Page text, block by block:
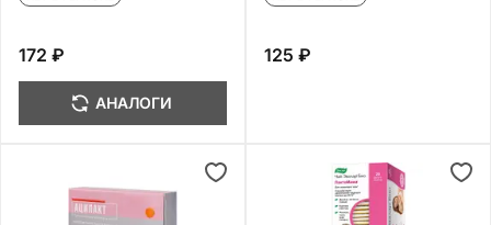
172 ₽
АНАЛОГИ
125 ₽